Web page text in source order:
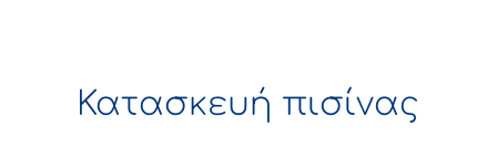
Κατασκευή πισίνας